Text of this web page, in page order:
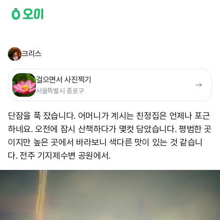
크리스
걸으면서 사진찍기
서울특별시 종로구
단잠을 푹 잤습니다. 어머니가 계시는 친정집은 언제나 포근
하네요. 오전에 잠시 산책하다가 몇컷 담았습니다. 평범한 곳
이지만 높은 곳에서 바라보니 색다른 맛이 있는 것 같습니
다. 전주 기지제수변 공원에서.